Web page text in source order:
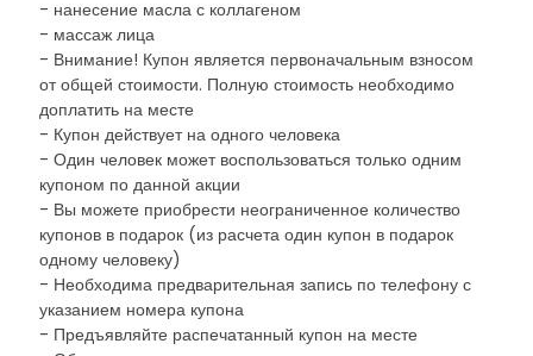
- нанесение масла с коллагеном
- массаж лица
- Внимание! Купон является первоначальным взносом
от общей стоимости. Полную стоимость необходимо
доплатить на месте
- Купон действует на одного человека
- Один человек может воспользоваться только одним
купоном по данной акции
- Вы можете приобрести неограниченное количество
купонов в подарок (из расчета один купон в подарок
одному человеку)
- Необходима предварительная запись по телефону с
указанием номера купона
- Предъявляйте распечатанный купон на месте